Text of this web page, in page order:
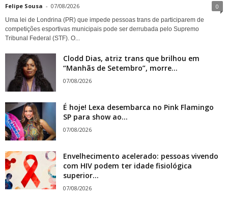
Felipe Sousa - 07/08/2026 0
Uma lei de Londrina (PR) que impede pessoas trans de participarem de
competições esportivas municipais pode ser derrubada pelo Supremo
Tribunal Federal (STF). O...
Clodd Dias, atriz trans que brilhou em
“Manhãs de Setembro”, morre...
07/08/2026
É hoje! Lexa desembarca no Pink Flamingo
SP para show ao...
07/08/2026
Envelhecimento acelerado: pessoas vivendo
com HIV podem ter idade fisiológica
superior...
07/08/2026